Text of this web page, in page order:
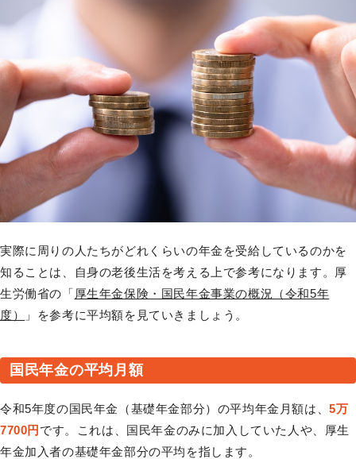
実際に周りの人たちがどれくらいの年金を受給しているのかを
知ることは、自身の老後生活を考える上で参考になります。厚
生労働省の「 厚生年金保険・国民年金事業の概況（令和5年
度）
」を参考に平均額を見ていきましょう。
国民年金の平均月額
令和5年度の国民年金（基礎年金部分）の平均年金月額は、5万
7700円 です。これは、国民年金のみに加入していた人や、厚生
年金加入者の基礎年金部分の平均を指します。